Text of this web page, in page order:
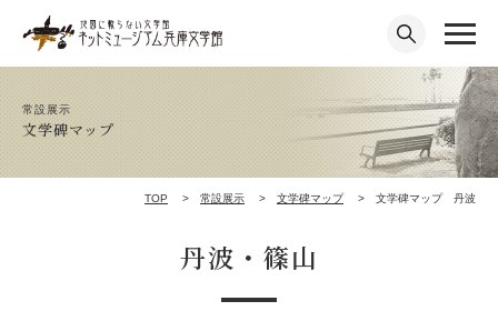
常設展示
文学碑マップ
TOP 常設展示 文学碑マップ 文学碑マップ 丹波
丹波・篠山